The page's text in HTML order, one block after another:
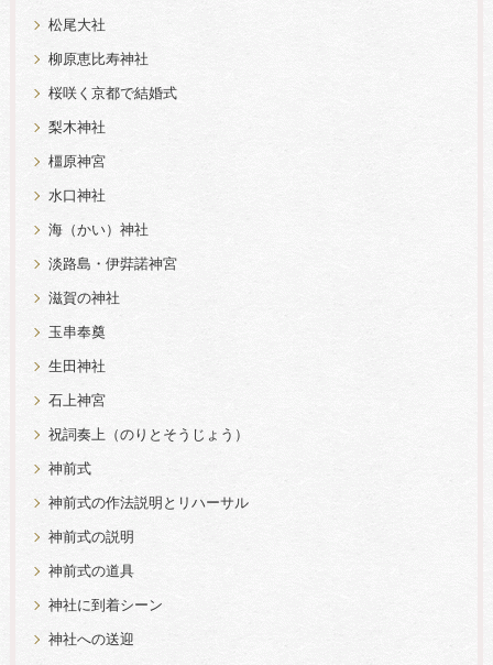
松尾大社
柳原恵比寿神社
桜咲く京都で結婚式
梨木神社
橿原神宮
水口神社
海（かい）神社
淡路島・伊弉諾神宮
滋賀の神社
玉串奉奠
生田神社
石上神宮
祝詞奏上（のりとそうじょう）
神前式
神前式の作法説明とリハーサル
神前式の説明
神前式の道具
神社に到着シーン
神社への送迎